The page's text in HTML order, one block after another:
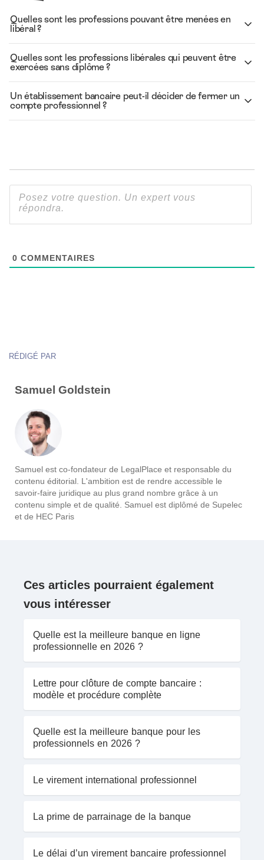
Quelles sont les professions pouvant être menées en
libéral ?
Quelles sont les professions libérales qui peuvent être
exercées sans diplôme ?
Un établissement bancaire peut-il décider de fermer un
compte professionnel ?
0 COMMENTAIRES
RÉDIGÉ PAR
Samuel Goldstein
Samuel est co-fondateur de LegalPlace et responsable du
contenu éditorial. L'ambition est de rendre accessible le
savoir-faire juridique au plus grand nombre grâce à un
contenu simple et de qualité. Samuel est diplômé de Supelec
et de HEC Paris
Ces articles pourraient également
vous intéresser
Quelle est la meilleure banque en ligne
professionnelle en 2026 ?
Lettre pour clôture de compte bancaire :
modèle et procédure complète
Quelle est la meilleure banque pour les
professionnels en 2026 ?
Le virement international professionnel
La prime de parrainage de la banque
Le délai d’un virement bancaire professionnel